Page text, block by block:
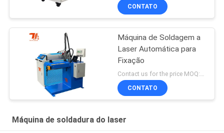
CONTATO
Máquina de Soldagem a
Laser Automática para
Fixação
Contact us for the price MOQ:1 conjunto
CONTATO
Máquina de soldadura do laser